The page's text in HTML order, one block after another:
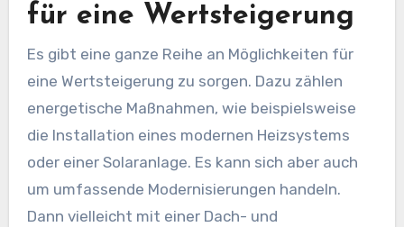
für eine Wertsteigerung
Es gibt eine ganze Reihe an Möglichkeiten für
eine Wertsteigerung zu sorgen. Dazu zählen
energetische Maßnahmen, wie beispielsweise
die Installation eines modernen Heizsystems
oder einer Solaranlage. Es kann sich aber auch
um umfassende Modernisierungen handeln.
Dann vielleicht mit einer Dach- und